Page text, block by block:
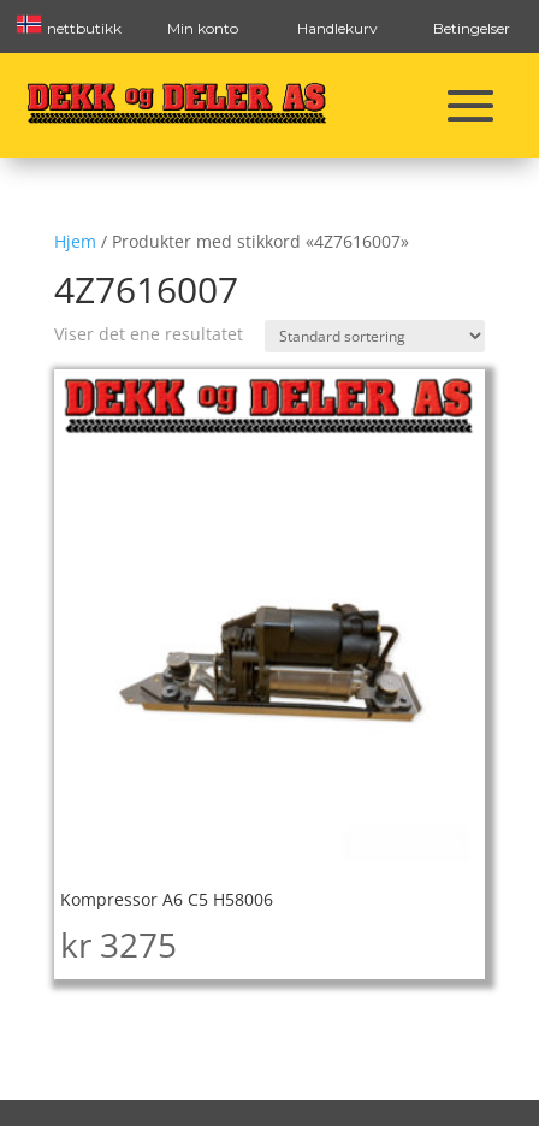
nettbutikk Min konto Handlekurv Betingelser
Hjem / Produkter med stikkord «4Z7616007»
4Z7616007
Viser det ene resultatet
Kompressor A6 C5 H58006
kr 3275